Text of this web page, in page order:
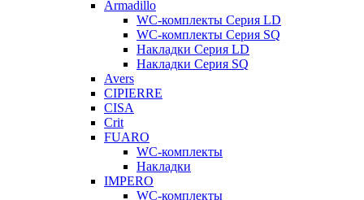
Armadillo
WC-комплекты Серия LD
WC-комплекты Серия SQ
Накладки Серия LD
Накладки Серия SQ
Avers
CIPIERRE
CISA
Crit
FUARO
WC-комплекты
Накладки
IMPERO
WC-комплекты